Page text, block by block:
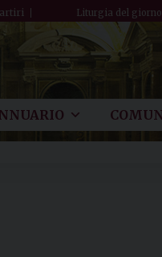
Liturgia del giorno